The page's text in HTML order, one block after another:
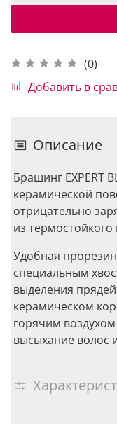
(0)
Добавить в
Описание
Брашинг EXPERT
керамической
отрицательно
из
Удобная
специальным
выделения
керамическом
горячим
высыхание волос